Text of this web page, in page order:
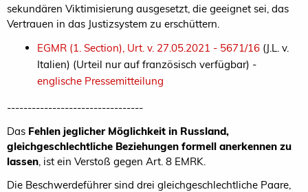
sekundären Viktimisierung ausgesetzt, die geeignet sei, das
Vertrauen in das Justizsystem zu erschüttern.
EGMR (1. Section), Urt. v. 27.05.2021 - 5671/16 (J.L. v.
Italien) (Urteil nur auf französisch verfügbar) -
englische Pressemitteilung
---------------------------------
Das Fehlen jeglicher Möglichkeit in Russland,
gleichgeschlechtliche Beziehungen formell anerkennen zu
lassen, ist ein Verstoß gegen Art. 8 EMRK.
Die Beschwerdeführer sind drei gleichgeschlechtliche Paare,